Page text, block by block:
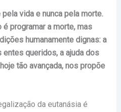
vida e nunca pela morte.
programar a morte, mas
humanamente dignas: a
queridos, a ajuda dos
tão avançada, nos propõe
da eutanásia é